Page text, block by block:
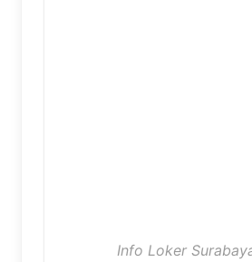
Info Loker